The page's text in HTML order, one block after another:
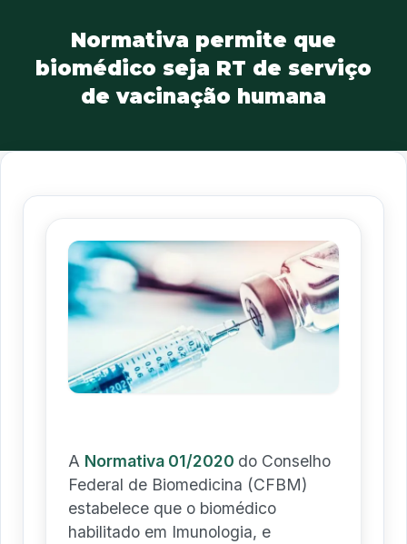
Normativa permite que
biomédico seja RT de serviço
de vacinação humana
A Normativa 01/2020 do Conselho
Federal de Biomedicina (CFBM)
estabelece que o biomédico
habilitado em Imunologia, e